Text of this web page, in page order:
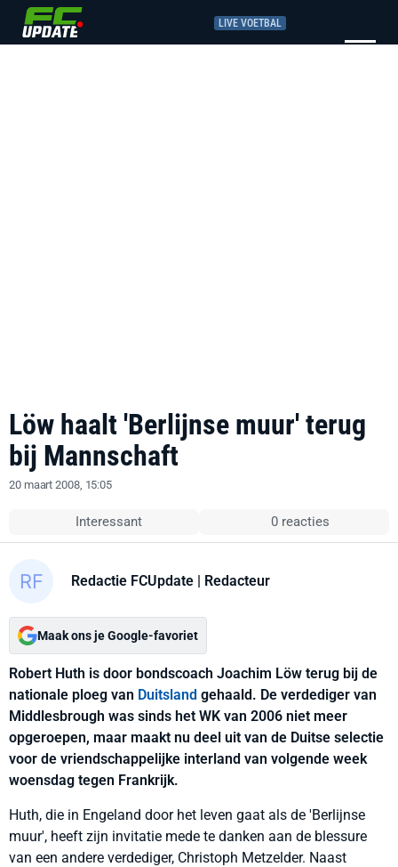
LIVE VOETBAL
Löw haalt 'Berlijnse muur' terug
bij Mannschaft
20 maart 2008, 15:05
Interessant 0 reacties
Redactie FCUpdate | Redacteur
Maak ons je Google-favoriet
Robert Huth is door bondscoach Joachim Löw terug bij de
nationale ploeg van Duitsland gehaald. De verdediger van
Middlesbrough was sinds het WK van 2006 niet meer
opgeroepen, maar maakt nu deel uit van de Duitse selectie
voor de vriendschappelijke interland van volgende week
woensdag tegen Frankrijk.
Huth, die in Engeland door het leven gaat als de 'Berlijnse
muur', heeft zijn invitatie mede te danken aan de blessure
van een andere verdediger, Christoph Metzelder. Naast